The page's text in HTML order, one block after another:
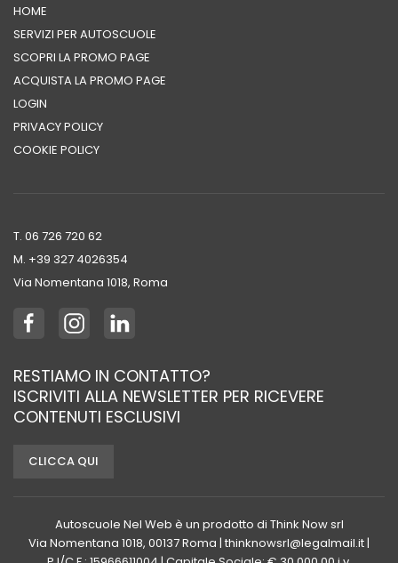
HOME
SERVIZI PER AUTOSCUOLE
SCOPRI LA PROMO PAGE
ACQUISTA LA PROMO PAGE
LOGIN
PRIVACY POLICY
COOKIE POLICY
T. 06 726 720 62
M. +39 ‭327 4026354‬
Via Nomentana 1018, Roma
RESTIAMO IN CONTATTO?
ISCRIVITI ALLA NEWSLETTER PER RICEVERE
CONTENUTI ESCLUSIVI
CLICCA QUI
Autoscuole Nel Web è un prodotto di Think Now srl
Via Nomentana 1018, 00137 Roma | thinknowsrl@legalmail.it |